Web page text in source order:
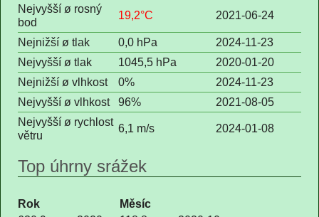
Nejvyšší ø rosný
bod
19,2°C 2021-06-24
Nejnižší ø tlak 0,0 hPa
2024-11-23
Nejvyšší ø tlak
1045,5 hPa
2020-01-20
Nejnižší ø vlhkost
0%
2024-11-23
Nejvyšší ø vlhkost
96%
2021-08-05
Nejvyšší ø rychlost
větru
6,1 m/s 2024-01-08
Top úhrny srážek
Rok
Měsíc